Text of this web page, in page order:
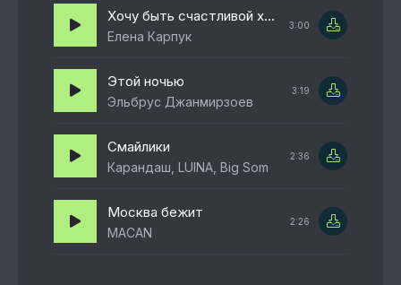
Хочу быть счастливой хочу улыбаться
Елена Карпук
3:00
Этой ночью
Эльбрус Джанмирзоев
3:19
Смайлики
Карандаш, LUINA, Big Som
2:36
Москва бежит
MACAN
2:26